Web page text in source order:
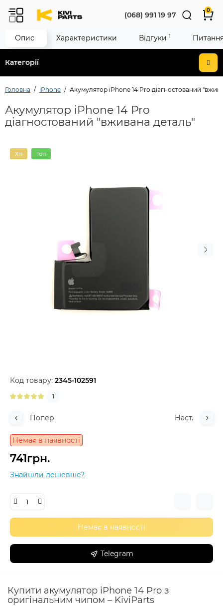
Категорії
(068) 991 19 97
0
Головна iPhone Акумулятор iPhone 14 Pro діагностований
Акумулятор iPhone 14 Pro
діагностований "вживана деталь"
Хіт Топ
Код товару: 2345-102591
1
Попер. Наст.
Немає в наявності
741грн.
Знайшли дешевше?
Немає в наявності
Telegram
Опис Характеристики Відгуки 1
Купити акумулятор iPhone 14 Pro з
оригінальним чипом – KiviParts